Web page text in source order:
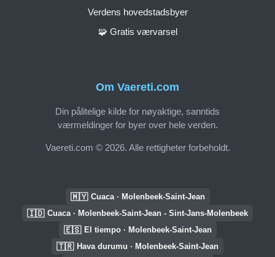
Om Vaereti.com
Din pålitelige kilde for nøyaktige, sanntids
værmeldinger for byer over hele verden.
Vaereti.com © 2026. Alle rettigheter forbeholdt.
Verdens hovedstadsbyer
🧩 Gratis værvarsel
🇲🇾 Cuaca · Molenbeek-Saint-Jean
🇮🇩 Cuaca · Molenbeek-Saint-Jean - Sint-Jans-Molenbeek
🇪🇸 El tiempo · Molenbeek-Saint-Jean
🇹🇷 Hava durumu · Molenbeek-Saint-Jean